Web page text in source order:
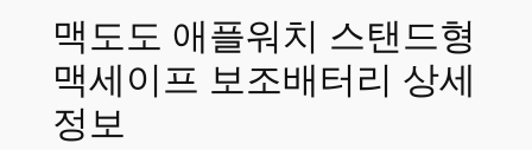
맥도도 애플워치 스탠드형
맥세이프 보조배터리 상세
정보